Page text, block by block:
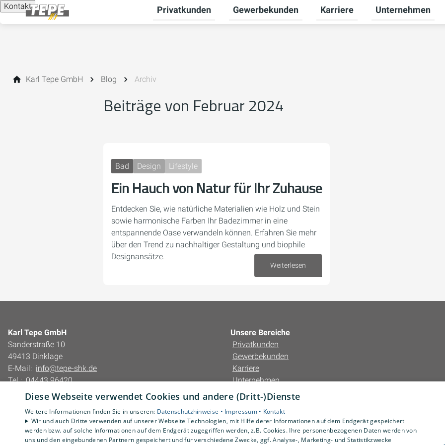
Kontakt Privatkunden
Untermenü für Privatkunden umschalten
Gewerbekunden
Untermenü für Gewerbekunden
Karriere
Untermenü für
Unternehmen
Karl Tepe GmbH Blog Archiv
Beiträge von Februar 2024
Bad Design Lifestyle
Ein Hauch von Natur für Ihr Zuhause
Entdecken Sie, wie natürliche Materialien wie Holz und Stein
sowie harmonische Farben Ihr Badezimmer in eine
entspannende Oase verwandeln können. Erfahren Sie mehr
über den Trend zu nachhaltiger Gestaltung und biophile
Designansätze.
Weiterlesen
Karl Tepe GmbH
Sanderstraße 10
49413 Dinklage
E-Mail: info@tepe-shk.de
Tel.: 04443 96420
Impressum
Barrierefreiheitserklärung
Datenschutzerklärung
AGB
Unsere Bereiche
Privatkunden
Gewerbekunden
Karriere
Unternehmen
Kontakt
Diese Webseite verwendet Cookies und andere (Dritt-)Dienste
Weitere Informationen finden Sie in unseren: Datenschutzhinweise • Impressum • Kontakt
Wir und auch Dritte verwenden auf unserer Webseite Technologien, mit Hilfe derer Informationen auf dem Endgerät gespeichert
werden bzw. auf solche Informationen auf dem Endgerät zugegriffen werden, z.B. Cookies. Ihre personenbezogenen Daten werden von
uns und den eingebundenen Partnern gespeichert und für verschiedene Zwecke, ggf. Analyse-, Marketing- und Statistikzwecke